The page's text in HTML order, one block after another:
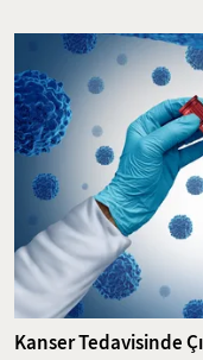
Kanser Tedavisinde